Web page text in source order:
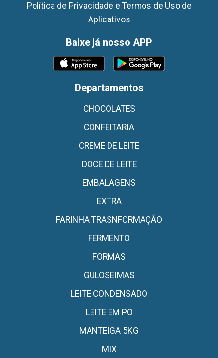
Política de Privacidade e Termos de Uso de
Aplicativos
Baixe já nosso APP
Departamentos
CHOCOLATES
CONFEITARIA
CREME DE LEITE
DOCE DE LEITE
EMBALAGENS
EXTRA
FARINHA TRASNFORMAÇÃO
FERMENTO
FORMAS
GULOSEIMAS
LEITE CONDENSADO
LEITE EM PO
MANTEIGA 5KG
MIX